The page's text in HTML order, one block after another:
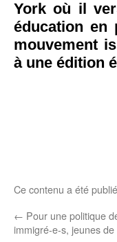
York où il
éducation en
mouvement
à une édition
Ce contenu a été
← Pour une politique
immigré-e-s, jeunes